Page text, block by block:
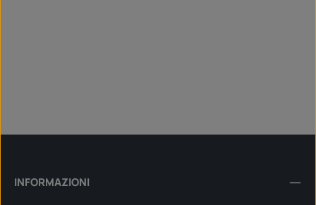
INFORMAZIONI